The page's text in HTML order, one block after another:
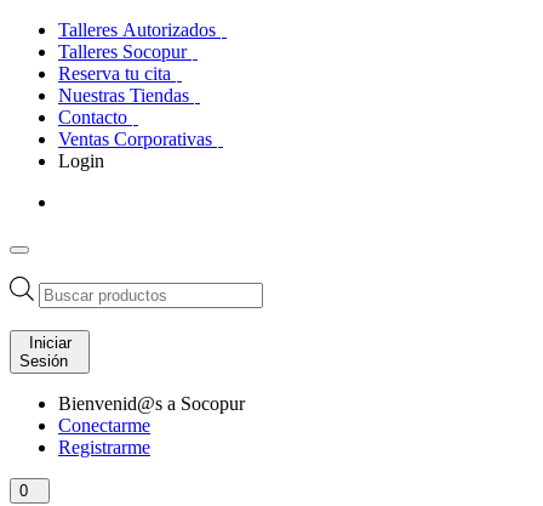
Talleres Autorizados
Talleres Socopur
Reserva tu cita
Nuestras Tiendas
Contacto
Ventas Corporativas
Login
Búsqueda
de
productos
Iniciar
Sesión
Bienvenid@s a Socopur
Conectarme
Registrarme
0